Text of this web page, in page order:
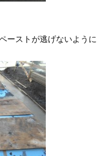
ーストが逃げないように